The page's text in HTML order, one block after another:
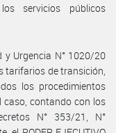
servicios públicos
y Urgencia N° 1020/20
tarifarios de transición,
los procedimientos
caso, contando con los
N° 353/21, N°